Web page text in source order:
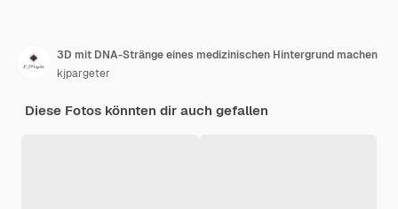
3D mit DNA-Stränge eines medizinischen Hintergrund machen
kjpargeter
Diese Fotos könnten dir auch gefallen